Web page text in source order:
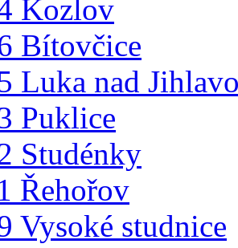
Kozlov
Bítovčice
Luka nad
Puklice
Studénky
Řehořov
Vysoké studnice